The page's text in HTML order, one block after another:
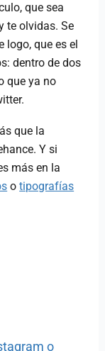
que sea
te olvidas. Se
que es el
dentro de dos
que ya no
que la
Y si
más en la
otipografías
o